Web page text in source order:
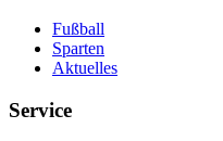
Fußball
Sparten
Aktuelles
Service